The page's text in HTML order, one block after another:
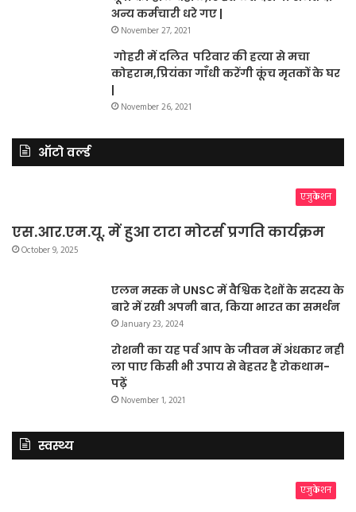
अन्य कर्मचारी धरे गए |
November 27, 2021
गोहरी में दलित परिवार की हत्या से मचा
कोहराम,प्रियंका गाँधी करेंगी कूंच मृतकों के घर
|
November 26, 2021
ऑटो वर्ल्ड
एजुकेशन
एस.आर.एम.यू. में हुआ टाटा मोटर्स प्रगति कार्यक्रम
October 9, 2025
एलन मस्क ने UNSC में वैश्विक देशों के सदस्य के
बारे में रखी अपनी बात, किया भारत का समर्थन
January 23, 2024
रोशनी का यह पर्व आप के जीवन में अंधकार नहीं
ला पाए किसी भी उपाय से बेहतर है रोकथाम-
पढ़ें
November 1, 2021
स्वस्थ्य
एजुकेशन